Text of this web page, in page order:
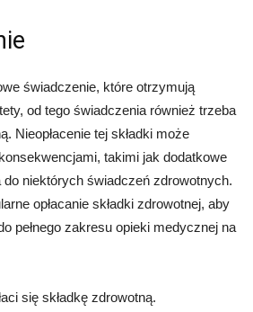
świadczenie, które otrzymują
od tego świadczenia również trzeba
Nieopłacenie tej składki może
takimi jak dodatkowe
niektórych świadczeń zdrowotnych.
opłacanie składki zdrowotnej, aby
pełnego zakresu opieki medycznej na
się składkę zdrowotną.